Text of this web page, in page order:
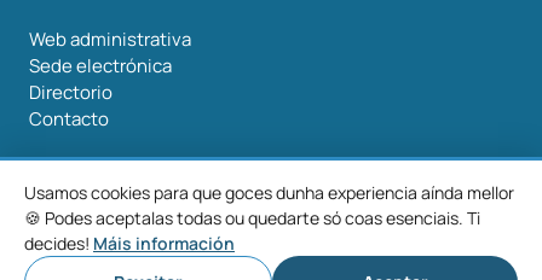
Web administrativa
Sede electrónica
Directorio
Contacto
©2026 Mancomunidade O Salnés
Aviso
Política de
Política de
Configurar
Usamos cookies para que goces dunha experiencia aínda mellor
🍪 Podes aceptalas todas ou quedarte só coas esenciais. Ti
decides! Máis información